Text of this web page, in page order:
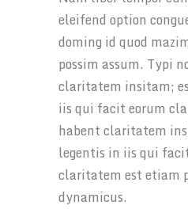
eleifend option
doming id quod
possim assum. Typi
claritatem insitam;
iis qui facit eorum
habent claritatem
legentis in iis qui
claritatem est etiam
dynamicus.